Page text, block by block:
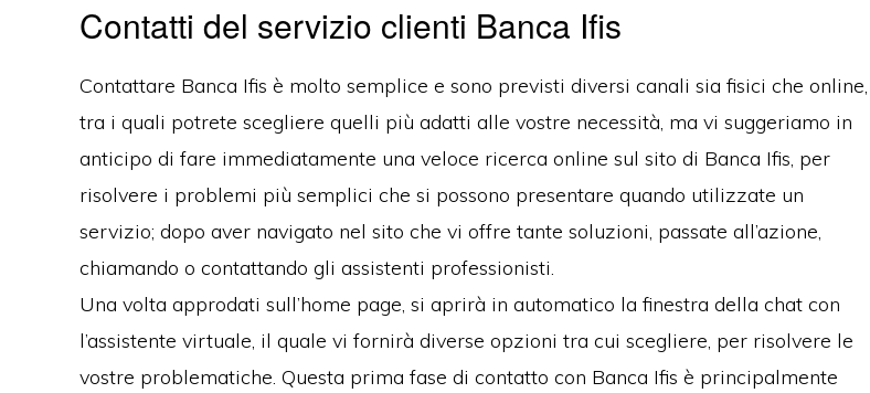
Contatti del servizio clienti Banca Ifis
Contattare Banca Ifis è molto semplice e sono previsti diversi canali sia fisici che online,
tra i quali potrete scegliere quelli più adatti alle vostre necessità, ma vi suggeriamo in
anticipo di fare immediatamente una veloce ricerca online sul sito di Banca Ifis, per
risolvere i problemi più semplici che si possono presentare quando utilizzate un
servizio; dopo aver navigato nel sito che vi offre tante soluzioni, passate all’azione,
chiamando o contattando gli assistenti professionisti.
Una volta approdati sull’home page, si aprirà in automatico la finestra della chat con
l’assistente virtuale, il quale vi fornirà diverse opzioni tra cui scegliere, per risolvere le
vostre problematiche. Questa prima fase di contatto con Banca Ifis è principalmente